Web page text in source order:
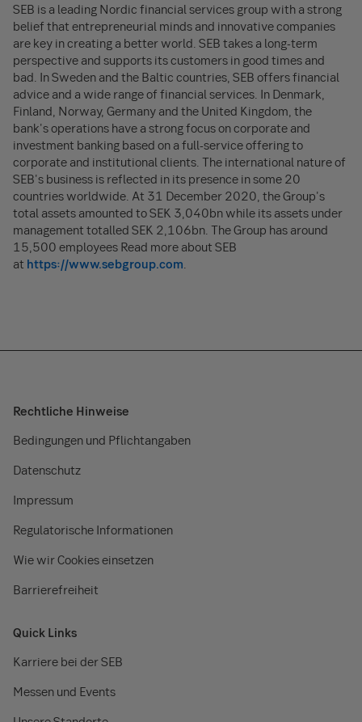
SEB is a leading Nordic financial services group with a strong
belief that entrepreneurial minds and innovative companies
are key in creating a better world. SEB takes a long-term
perspective and supports its customers in good times and
bad. In Sweden and the Baltic countries, SEB offers financial
advice and a wide range of financial services. In Denmark,
Finland, Norway, Germany and the United Kingdom, the
bank's operations have a strong focus on corporate and
investment banking based on a full-service offering to
corporate and institutional clients. The international nature of
SEB's business is reflected in its presence in some 20
countries worldwide. At 31 December 2020, the Group's
total assets amounted to SEK 3,040bn while its assets under
management totalled SEK 2,106bn. The Group has around
15,500 employees Read more about SEB
at https://www.sebgroup.com.
Rechtliche Hinweise
Bedingungen und Pflichtangaben
Datenschutz
Impressum
Regulatorische Informationen
Wie wir Cookies einsetzen
Barrierefreiheit
Quick Links
Karriere bei der SEB
Messen und Events